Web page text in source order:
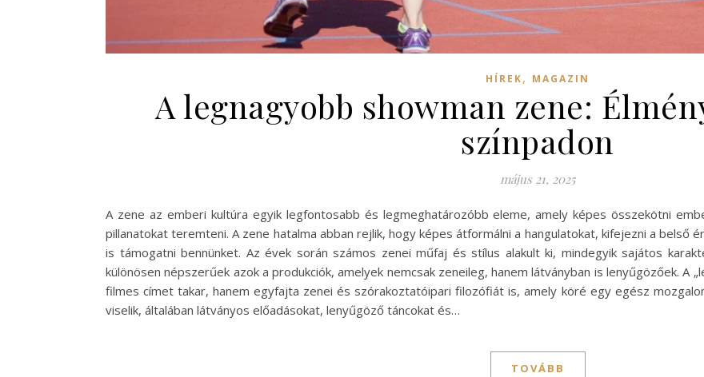
HÍREK, MAGAZIN
A legnagyobb showman zene:
színpadon
május 21, 2025
A zene az emberi kultúra egyik legfontosabb és legmeghatározóbb eleme, amely képes összekötni
pillanatokat teremteni. A zene hatalma abban rejlik, hogy képes átformálni a hangulatokat, kifejezni a belső
is támogatni bennünket. Az évek során számos zenei műfaj és stílus alakult ki, mindegyik sajátos
különösen népszerűek azok a produkciók, amelyek nemcsak zeneileg, hanem látványban is lenyűgözőek. A
filmes címet takar, hanem egyfajta zenei és szórakoztatóipari filozófiát is, amely köré egy egész
viselik, általában látványos előadásokat, lenyűgöző táncokat és…
TOVÁBB